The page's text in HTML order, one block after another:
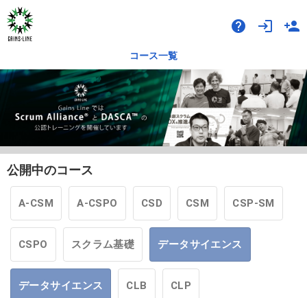
help login person_add
コース一覧
公開中のコース
A-CSM A-CSPO CSD CSM CSP-SM
CSPO スクラム基礎 データサイエンス
データサイエンス CLB CLP